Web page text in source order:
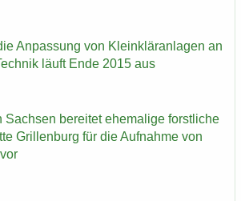
An­pas­sung von Klein­klär­an­la­gen an
läuft Ende 2015 aus
Sach­sen be­rei­tet ehe­ma­li­ge forst­li­che
Gril­len­burg für die Auf­nah­me von